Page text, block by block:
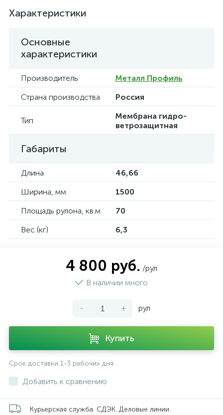
Характеристики
Основные
характеристики
Производитель
Металл Профиль
Страна производства
Россия
Тип
Мембрана гидро-
ветрозащитная
Габариты
Длина
46,66
Ширина, мм
1500
Площадь рулона, кв.м
70
Вес (кг)
6,3
4 800 руб. /рул
В наличии много
- + рул
Купить
Срок доставки 1-3 рабочих дня
Добавить к сравнению
Курьерская служба. СДЭК. Деловые линии.